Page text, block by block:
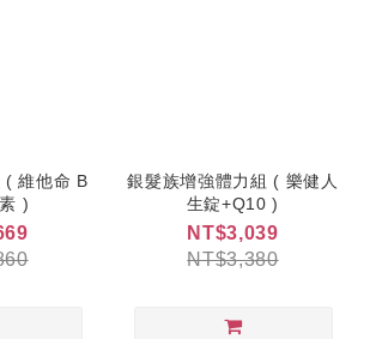
( 維他命 B
)
銀髮族增強體力組 ( 樂健人
生錠+Q10 )
NT$3,039
NT$3,380